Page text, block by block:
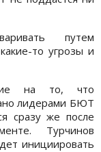
путем
то угрозы и
на то, что
лидерами БЮТ
сразу же после
Турчинов
инициировать